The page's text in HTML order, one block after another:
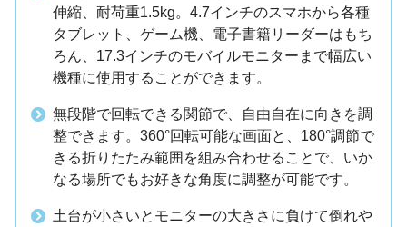
伸縮、耐荷重1.5kg。4.7インチのスマホから各種
タブレット、ゲーム機、電子書籍リーダーはもち
ろん、17.3インチのモバイルモニターまで幅広い
機種に使用することができます。
無段階で回転できる関節で、自由自在に向きを調
整できます。360°回転可能な画面と、180°調節で
きる折りたたみ範囲を組み合わせることで、いか
なる場所でもお好きな角度に調整が可能です。
土台が小さいとモニターの大きさに負けて倒れや